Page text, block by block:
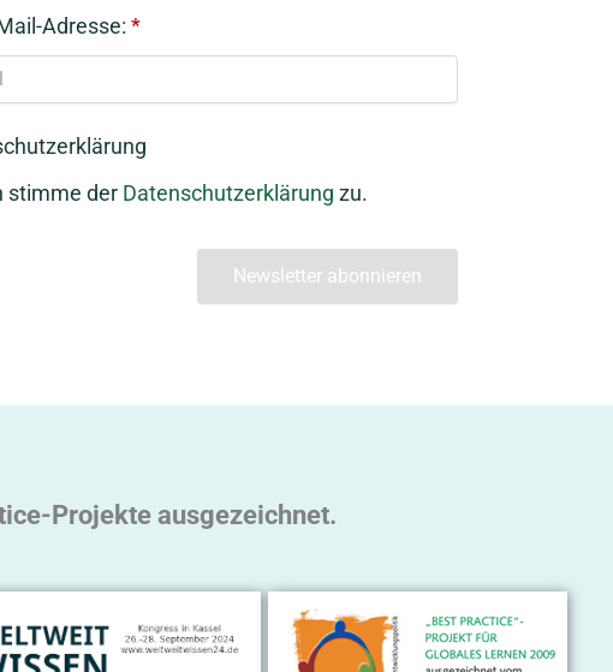
Adresse: *
stimme der Datenschutzerklärung zu.
Projekte ausgezeichnet.